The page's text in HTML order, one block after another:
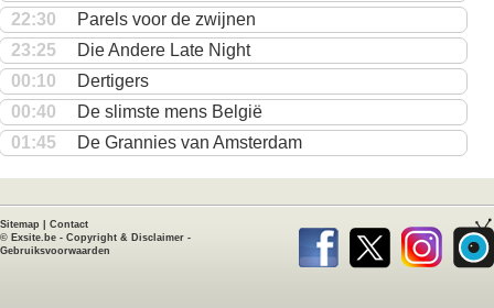
22:30
Parels voor de zwijnen
23:25
Die Andere Late Night
00:10
Dertigers
00:40
De slimste mens België
01:45
De Grannies van Amsterdam
Sitemap
Contact
© Exsite.be - Copyright & Disclaimer -
Gebruiksvoorwaarden